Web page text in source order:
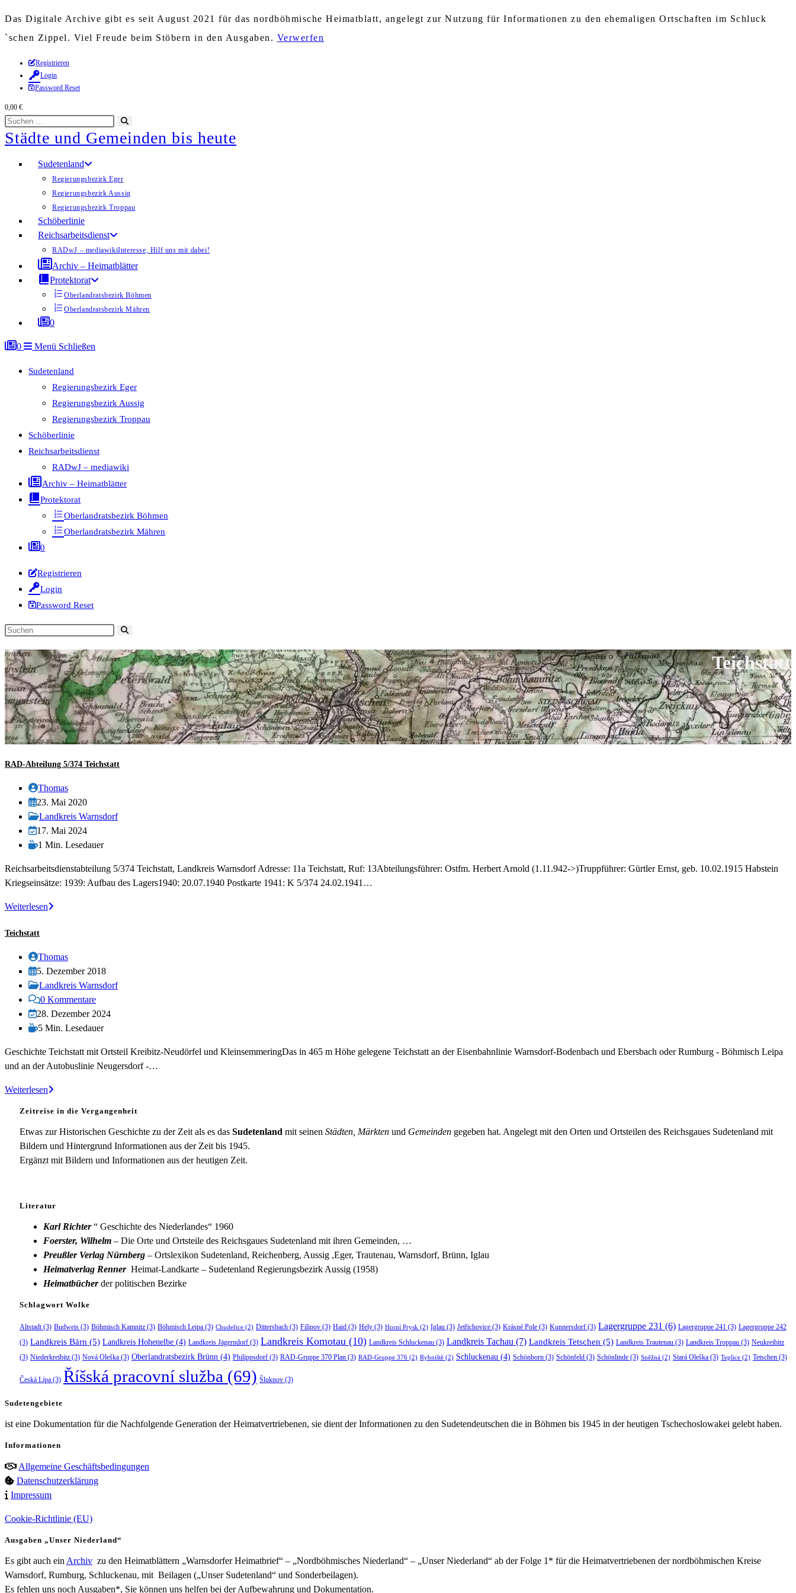
Das Digitale Archive gibt es seit August 2021 für das nordböhmische Heimatblatt, angelegt zur Nutzung für Informationen zu den ehemaligen Ortschaften im Schluck
`schen Zippel. Viel Freude beim Stöbern in den Ausgaben. Verwerfen
Zum
Inhalt
springen
Registrieren
Login
Password Reset
0,00 €
Diese
Website
durchsuchen
starten
Städte und Gemeinden bis heute
Sudetenland
Regierungsbezirk Eger
Regierungsbezirk Aussig
Regierungsbezirk Troppau
Schöberlinie
Reichsarbeitsdienst
RADwJ – mediawikiInteresse, Hilf uns mit dabei!
Archiv – Heimatblätter
Protektorat
Oberlandratsbezirk Böhmen
Oberlandratsbezirk Mähren
0
0 Menü Schließen
Sudetenland
Regierungsbezirk Eger
Regierungsbezirk Aussig
Regierungsbezirk Troppau
Schöberlinie
Reichsarbeitsdienst
RADwJ – mediawiki
Archiv – Heimatblätter
Protektorat
Oberlandratsbezirk Böhmen
Oberlandratsbezirk Mähren
0
Registrieren
Login
Password Reset
Diese
durchsuchen
Teichstatt
RAD-Abteilung 5/374 Teichstatt
Beitrags-
Autor:
Thomas
Beitrag
veröffentlicht:
23. Mai 2020
Beitrags-
Kategorie:
Landkreis Warnsdorf
Beitrag
zuletzt
am:
17. Mai 2024
Lesedauer:
1 Min. Lesedauer
Reichsarbeitsdienstabteilung 5/374 Teichstatt, Landkreis Warnsdorf Adresse: 11a Teichstatt, Ruf: 13Abteilungsführer: Ostfm. Herbert Arnold (1.11.942->)Truppführer: Gürtler Ernst, geb. 10.02.1915 Habstein
Kriegseinsätze: 1939: Aufbau des Lagers1940: 20.07.1940 Postkarte 1941: K 5/374 24.02.1941…
WeiterlesenRAD-
Teichstatt
Beitrags-
Autor:
Thomas
Beitrag
veröffentlicht:
5. Dezember 2018
Beitrags-
Kategorie:
Landkreis Warnsdorf
Beitrags-
Kommentare:
0 Kommentare
Beitrag
zuletzt
am:
28. Dezember 2024
Lesedauer:
5 Min. Lesedauer
Geschichte Teichstatt mit Ortsteil Kreibitz-Neudörfel und KleinsemmeringDas in 465 m Höhe gelegene Teichstatt an der Eisenbahnlinie Warnsdorf-Bodenbach und Ebersbach oder Rumburg - Böhmisch Leipa
und an der Autobuslinie Neugersdorf -…
WeiterlesenTeichstatt
Zeitreise in die Vergangenheit
Etwas zur Historischen Geschichte zu der Zeit als es das Sudetenland mit seinen Städten, Märkten und Gemeinden gegeben hat. Angelegt mit den Orten und Ortsteilen des Reichsgaues Sudetenland mit
Bildern und Hintergrund Informationen aus der Zeit bis 1945.
Ergänzt mit Bildern und Informationen aus der heutigen Zeit.
Literatur
Karl Richter“ Geschichte des Niederlandes“ 1960
Foerster, Wilhelm – Die Orte und Ortsteile des Reichsgaues Sudetenland mit ihren Gemeinden, …
Preußler Verlag Nürnberg – Ortslexikon Sudetenland, Reichenberg, Aussig ,Eger, Trautenau, Warnsdorf, Brünn, Iglau
Heimatverlag Renner Heimat-Landkarte – Sudetenland Regierungsbezirk Aussig (1958)
Heimatbücherder politischen Bezirke
Schlagwort Wolke
Altstadt (3) Budweis (3) Böhmisch Kamnitz (3) Böhmisch Leipa (3) Chudeřice (2) Dittersbach (3) Filipov (3) Haid (3) Hely (3) Horní Prysk (2) Iglau (3) Jetřichovice (3) Krásné Pole (3) Kunnersdorf (3) Lagergruppe 231 (6) Lagergruppe 241 (3) Lagergruppe 242
(3) Landkreis Bärn (5) Landkreis Hohenelbe (4) Landkreis Jägerndorf (3) Landkreis Komotau (10) Landkreis Schluckenau (3) Landkreis Tachau (7) Landkreis Tetschen (5) Landkreis Trautenau (3) Landkreis Troppau (3) Neukreibitz
(3) Niederkreibitz (3) Nová Oleška (3) Oberlandratsbezirk Brünn (4) Philippsdorf (3) RAD-Gruppe 370 Plan (3) RAD-Gruppe 376 (2) Rybniště (2) Schluckenau (4) Schönborn (3) Schönfeld (3) Schönlinde (3) Sněžná (2) Stará Oleška (3) Teplice (2) Tetschen (3)
Česká Lípa (3) Říšská pracovní služba (69) Šluknov (3)
Sudetengebiete
ist eine Dokumentation für die Nachfolgende Generation der Heimatvertriebenen, sie dient der Informationen zu den Sudetendeutschen die in Böhmen bis 1945 in der heutigen Tschechoslowakei gelebt haben.
Informationen
Allgemeine Geschäftsbedingungen
Datenschutzerklärung
Impressum
Cookie-Richtlinie (EU)
Ausgaben „Unser Niederland“
Es gibt auch ein Archiv zu den Heimatblättern „Warnsdorfer Heimatbrief“ – „Nordböhmisches Niederland“ – „Unser Niederland“ ab der Folge 1* für die Heimatvertriebenen der nordböhmischen Kreise
Warnsdorf, Rumburg, Schluckenau, mit Beilagen („Unser Sudetenland“ und Sonderbeilagen).
Es fehlen uns noch Ausgaben*, Sie können uns helfen bei der Aufbewahrung und Dokumentation.